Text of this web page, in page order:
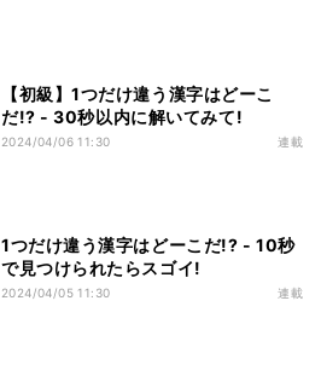
【初級】1つだけ違う漢字はどーこ
だ!? - 30秒以内に解いてみて!
2024/04/06 11:30 連載
1つだけ違う漢字はどーこだ!? - 10秒
で見つけられたらスゴイ!
2024/04/05 11:30 連載